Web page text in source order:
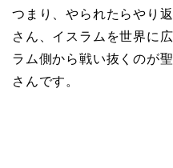
つまり、やられたらやり
さん、イスラムを世界に
ラム側から戦い抜くのが
さんです。